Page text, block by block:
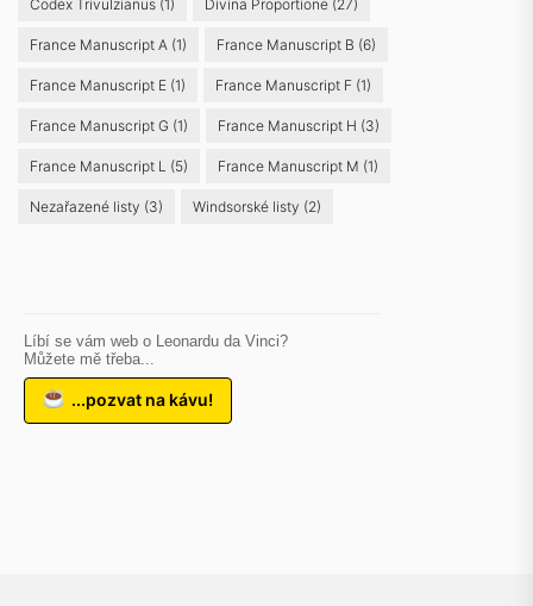
Codex Trivulzianus (1) Divina Proportione (27)
France Manuscript A (1) France Manuscript B (6)
France Manuscript E (1) France Manuscript F (1)
France Manuscript G (1) France Manuscript H (3)
France Manuscript L (5) France Manuscript M (1)
Nezařazené listy (3) Windsorské listy (2)
Líbí se vám web o Leonardu da Vinci?
Můžete mě třeba...
...pozvat na kávu!